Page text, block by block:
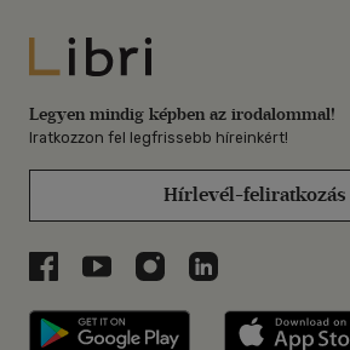
Libri
Legyen mindig képben az irodalommal!
Iratkozzon fel legfrissebb híreinkért!
Hírlevél-feliratkozás
Libri a Facebookon
Libri a Youtube-on
Libri az Instagramon
Libri a
Libri applikáció